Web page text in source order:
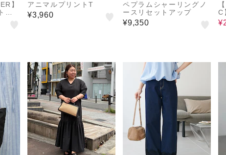
】
ー
アニマルプリントT
¥3,960
ペプラムシャーリングノ
ースリセットアップ
¥9,350
C